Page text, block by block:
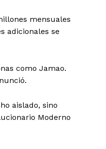
mensuales
adicionales se
como Jamao.
aislado, sino
Moderno